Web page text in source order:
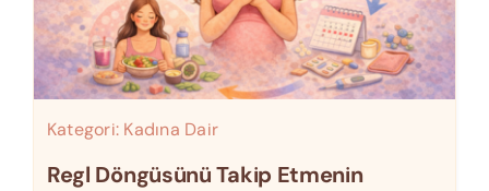
Kategori: Kadına Dair
Regl Döngüsünü Takip Etmenin